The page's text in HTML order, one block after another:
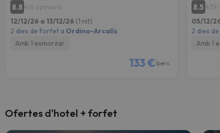
8.8 416 opinions
12/12/26 a 13/12/26 (1 nit)
2 dies de forfet a Ordino-Arcalís
Amb 1 esmorzar
133 €/pers.
8.5 439
05/12/
2 dies
Amb 1
Ofertes d'hotel + forfet